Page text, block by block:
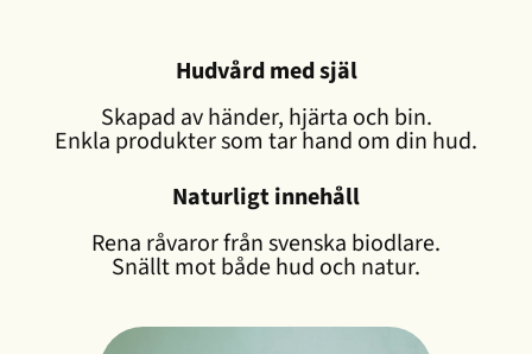
Hudvård med själ
Skapad av händer, hjärta och bin.
Enkla produkter som tar hand om din hud.
Naturligt innehåll
Rena råvaror från svenska biodlare.
Snällt mot både hud och natur.